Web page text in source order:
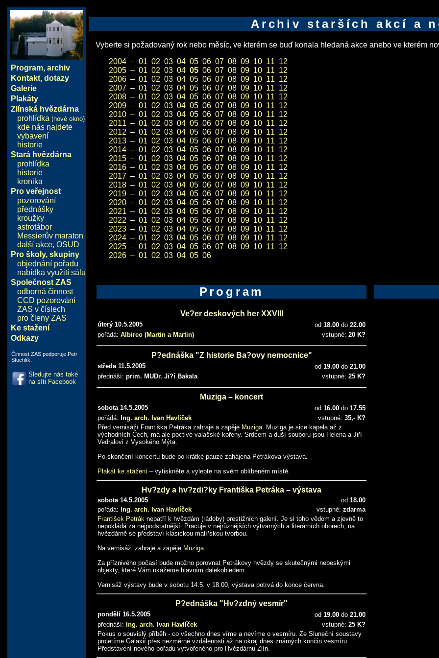
Program, archiv
Kontakt, dotazy
Galerie
Plakáty
Zlínská hvězdárna
prohlídka (nové okno)
kde nás najdete
vybavení
historie
Stará hvězdárna
prohlídka
historie
kronika
Pro veřejnost
pozorování
přednášky
kroužky
astrotábor
Messierův maraton
další akce, OSUD
Pro školy, skupiny
objednání pořadu
nabídka využití sálu
Společnost ZAS
odborná činnost
CCD pozorování
ZAS v číslech
pro členy ZAS
Ke stažení
Odkazy
Činnost ZAS podporuje Petr
Stuchlík.
Sledujte nás také
na síti Facebook
Archiv starších akcí a
Vyberte si požadovaný rok nebo měsíc, ve kterém se buď konala hledaná akce anebo ve kterém
2004 – 01 02 03 04 05 06 07 08 09 10 11 12
2005 – 01 02 03 04 05 06 07 08 09 10 11 12
2006 – 01 02 03 04 05 06 07 08 09 10 11 12
2007 – 01 02 03 04 05 06 07 08 09 10 11 12
2008 – 01 02 03 04 05 06 07 08 09 10 11 12
2009 – 01 02 03 04 05 06 07 08 09 10 11 12
2010 – 01 02 03 04 05 06 07 08 09 10 11 12
2011 – 01 02 03 04 05 06 07 08 09 10 11 12
2012 – 01 02 03 04 05 06 07 08 09 10 11 12
2013 – 01 02 03 04 05 06 07 08 09 10 11 12
2014 – 01 02 03 04 05 06 07 08 09 10 11 12
2015 – 01 02 03 04 05 06 07 08 09 10 11 12
2016 – 01 02 03 04 05 06 07 08 09 10 11 12
2017 – 01 02 03 04 05 06 07 08 09 10 11 12
2018 – 01 02 03 04 05 06 07 08 09 10 11 12
2019 – 01 02 03 04 05 06 07 08 09 10 11 12
2020 – 01 02 03 04 05 06 07 08 09 10 11 12
2021 – 01 02 03 04 05 06 07 08 09 10 11 12
2022 – 01 02 03 04 05 06 07 08 09 10 11 12
2023 – 01 02 03 04 05 06 07 08 09 10 11 12
2024 – 01 02 03 04 05 06 07 08 09 10 11 12
2025 – 01 02 03 04 05 06 07 08 09 10 11 12
2026 – 01 02 03 04 05 06
Program
Ve?er deskových her XXVIII
úterý 10.5.2005 od 18.00 do 22.00
pořádá: Albireo (Martin a Martin) vstupné: 20 K?
P?ednáška "Z historie Ba?ovy nemocnice"
středa 11.5.2005 od 19.00 do 21.00
přednáší: prim. MUDr. Ji?í Bakala vstupné: 25 K?
Muziga – koncert
sobota 14.5.2005 od 16.00 do 17.55
pořádá: Ing. arch. Ivan Havlíček vstupné: 35,- K?
Před vernisáží Františka Petráka zahraje a zapěje Muziga . Muziga je sice kapela až z
východních Čech, má ale poctivé valašské kořeny. Srdcem a duší souboru jsou Helena a Jiří
Vedralovi z Vysokého Mýta.
Po skončení koncertu bude po krátké pauze zahájena Petrákova výstava.
Plakát ke stažení – vytiskněte a vylepte na svém oblíbeném místě.
Hv?zdy a hv?zdi?ky Františka Petráka – výstava
sobota 14.5.2005 od 18.00
pořádá: Ing. arch. Ivan Havlíček vstupné: zdarma
František Petrák nepatří k hvězdám (rádoby) prestižních galerií. Je si toho vědom a zjevně to
nepokládá za nejpodstatnější. Pracuje v nejrůznějších výtvarných a literárních oborech, na
hvězdárně se představí klasickou malířskou tvorbou.
Na vernisáži zahraje a zapěje Muziga
Za příznivého počasí bude možno porovnat Petrákovy hvězdy se skutečnými nebeskými
objekty, které Vám ukážeme hlavním dalekohledem.
Vernisáž výstavy bude v sobotu 14.5. v 18.00, výstava potrvá do konce června.
P?ednáška "Hv?zdný vesmír"
pondělí 16.5.2005 od 19.00 do 21.00
přednáší: Ing. arch. Ivan Havlíček vstupné: 25 K?
Pokus o souvislý příběh - co všechno dnes víme a nevíme o vesmíru. Ze Sluneční soustavy
proletíme Galaxií přes nezměrné vzdálenosti až na okraj dnes známých končin vesmíru.
Představení nového pořadu vytvořeného pro Hvězdárnu Zlín.